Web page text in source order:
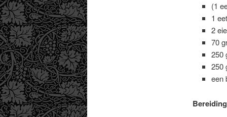
(1
1
2
70
250
250
een